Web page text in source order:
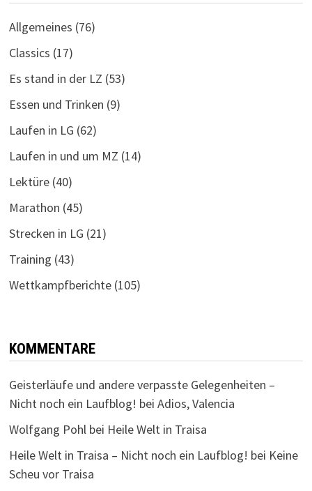
Allgemeines (76)
Classics (17)
Es stand in der LZ (53)
Essen und Trinken (9)
Laufen in LG (62)
Laufen in und um MZ (14)
Lektüre(40)
Marathon (45)
Strecken in LG (21)
Training (43)
Wettkampfberichte(105)
KOMMENTARE
Geisterläufe und andere verpasste Gelegenheiten –
Nicht noch ein Laufblog! bei Adios, Valencia
Wolfgang Pohlbei Heile Welt in Traisa
Heile Welt in Traisa – Nicht noch ein Laufblog! bei Keine
Scheu vor Traisa